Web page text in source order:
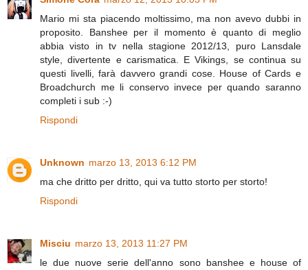
Mario mi sta piacendo moltissimo, ma non avevo dubbi in
proposito. Banshee per il momento è quanto di meglio
abbia visto in tv nella stagione 2012/13, puro Lansdale
style, divertente e carismatica. E Vikings, se continua su
questi livelli, farà davvero grandi cose. House of Cards e
Broadchurch me li conservo invece per quando saranno
completi i sub :-)
Rispondi
Unknown marzo 13, 2013 6:12 PM
ma che dritto per dritto, qui va tutto storto per storto!
Rispondi
Misciu marzo 13, 2013 11:27 PM
le due nuove serie dell'anno sono banshee e house of